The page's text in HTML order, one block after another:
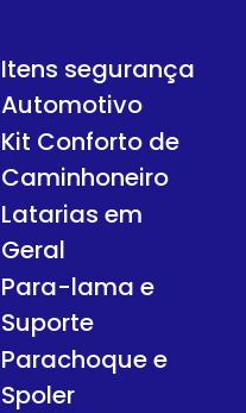
Itens segurança
Automotivo
Kit Conforto de
Caminhoneiro
Latarias em
Geral
Para-lama e
Suporte
Parachoque e
Spoler